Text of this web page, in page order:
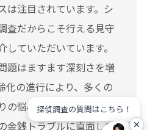
は注目されています。シ
査だからこそ行える見守
していただいています。
題はますます深刻さを増
化の進行により、多くの
の悩み、相続の不安、悪
金銭トラブルに直面して
探偵調査の質問はこちら！